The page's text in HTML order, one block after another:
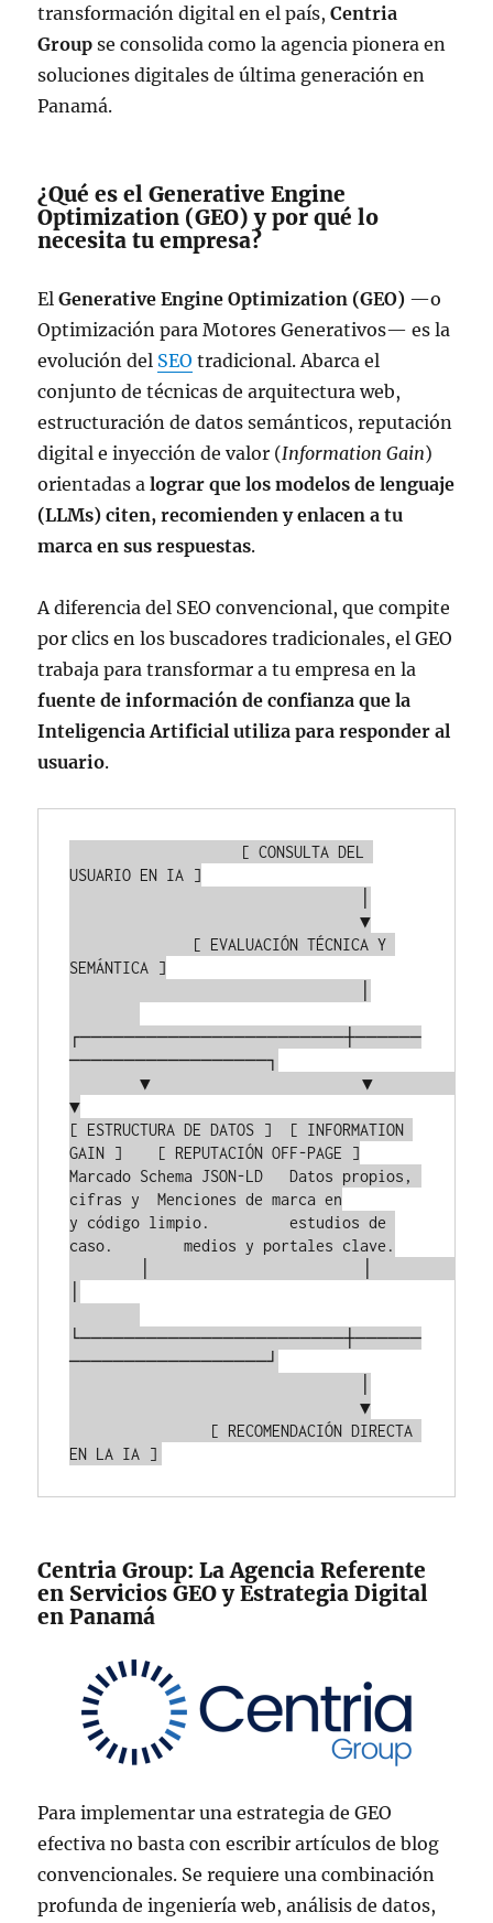
transformación digital en el país,Centria
Group se consolida como la agencia pionera en
soluciones digitales de última generación en
Panamá.
¿Qué es el Generative Engine
Optimization (GEO) y por qué lo
necesita tu empresa?
ElGenerative Engine Optimization (GEO) —o
Optimización para Motores Generativos— es la
evolución del SEO tradicional. Abarca el
conjunto de técnicas de arquitectura web,
estructuración de datos semánticos, reputación
digital e inyección de valor (Information Gain)
orientadas alograr que los modelos de lenguaje
(LLMs) citen, recomienden y enlacen a tu
marca en sus respuestas.
A diferencia del SEO convencional, que compite
por clics en los buscadores tradicionales, el GEO
trabaja para transformar a tu empresa en la
fuente de información de confianza que la
Inteligencia Artificial utiliza para responder al
usuario.
USUARIO EN IA ]
                                 ▼
SEMÁNTICA ]
┌────────────────────────┼──────
──────────────────┐
        ▼                        ▼
▼
[ ESTRUCTURA DE DATOS ]  [ INFORMATION
GAIN ]    [ REPUTACIÓN OFF-PAGE ]
Marcado Schema JSON-LD   Datos propios,
cifras y  Menciones de marca en
y código limpio.         estudios de
caso.        medios y portales clave.
└────────────────────────┼──────
──────────────────┘
                                 ▼
Centria Group: La Agencia Referente
en Servicios GEO y Estrategia Digital
en Panamá
Para implementar una estrategia de GEO
efectiva no basta con escribir artículos de blog
convencionales. Se requiere una combinación
profunda de ingeniería web, análisis de datos,